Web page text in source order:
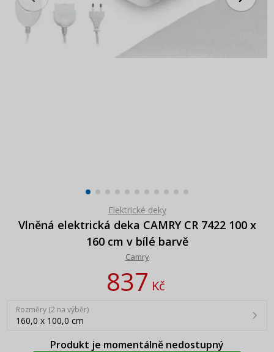
Elektrické deky
Vlněná elektrická deka CAMRY CR 7422 100 x
160 cm v bílé barvě
Camry
837Kč
Rozměry (2 na výběr)
160,0 x 100,0 cm
Produkt je momentálně nedostupný